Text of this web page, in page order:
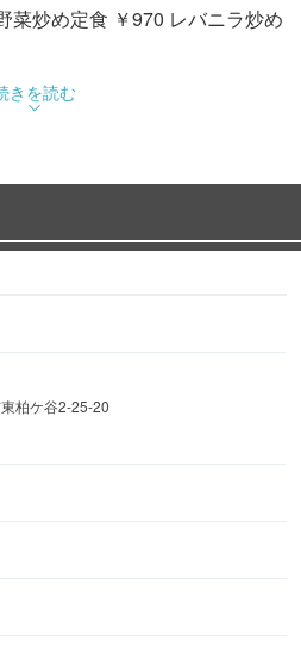
菜炒め定食 ￥970 レバニラ炒め
召し上がり頂く人気の麺メニュ
の秘伝味噌を使った味噌ラーメ
きを読む
柏ケ谷2-25-20